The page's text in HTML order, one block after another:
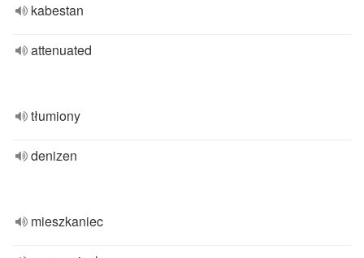
kabestan
attenuated
tłumiony
denizen
mieszkaniec